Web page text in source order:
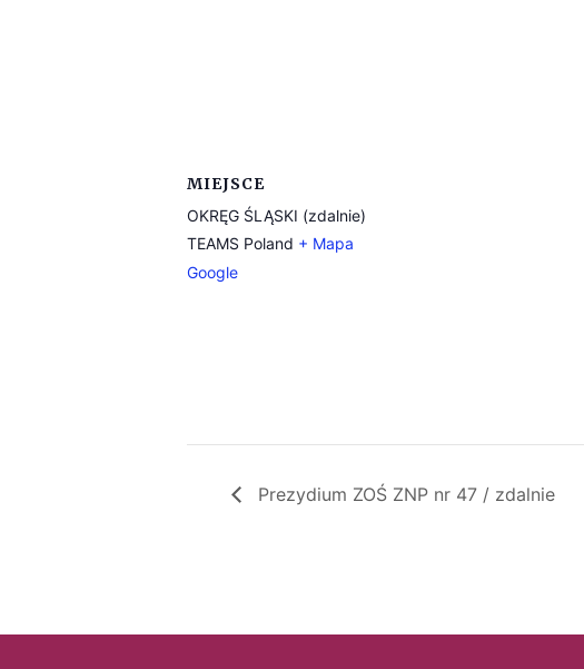
MIEJSCE
OKRĘG ŚLĄSKI (zdalnie)
TEAMS Poland + Mapa
Google
Prezydium ZOŚ ZNP nr 47 / zdalnie